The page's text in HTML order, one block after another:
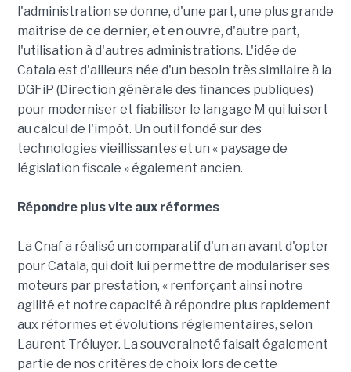
l'administration se donne, d'une part, une plus grande
maîtrise de ce dernier, et en ouvre, d'autre part,
l'utilisation à d'autres administrations. L'idée de
Catala est d'ailleurs née d'un besoin très similaire à la
DGFiP (Direction générale des finances publiques)
pour moderniser et fiabiliser le langage M qui lui sert
au calcul de l'impôt. Un outil fondé sur des
technologies vieillissantes et un « paysage de
législation fiscale » également ancien.
Répondre plus vite aux réformes
La Cnaf a réalisé un comparatif d'un an avant d'opter
pour Catala, qui doit lui permettre de modulariser ses
moteurs par prestation, « renforçant ainsi notre
agilité et notre capacité à répondre plus rapidement
aux réformes et évolutions réglementaires, selon
Laurent Tréluyer. La souveraineté faisait également
partie de nos critères de choix lors de cette